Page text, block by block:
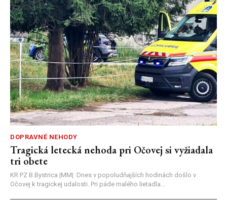
DOPRAVNÉ NEHODY
Tragická letecká nehoda pri Očovej si vyžiadala
tri obete
KR PZ B.Bystrica |MM| Dnes v popoludňajších hodinách došlo v
Očovej k tragickej udalosti. Pri páde malého lietadla...